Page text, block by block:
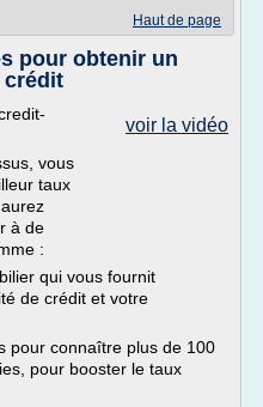
Haut de page
pour obtenir un
crédit
voir la vidéo
vous
taux
à de
:
qui vous fournit
de crédit et votre
pour connaître plus de 100
pour booster le taux